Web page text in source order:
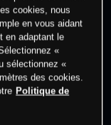
pour voir les
cookies, nous
en vous aidant
en adaptant le
«
sélectionnez «
des cookies.
Politique de